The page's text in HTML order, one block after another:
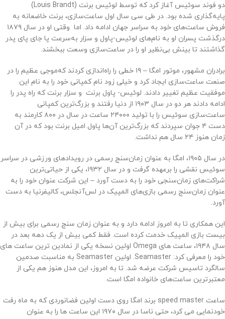
دو فوند سوئیس آغاز کرد که توسط لوئیس برنت (Louis Brandt)
پایه‌گذاری شده بود. در طی سی سال اول ساعت‌سازی، برنت خاضعانه به
فروش ساعت‌های خود به سراسر جهان ادامه داد. اما وقتی او در سال ۱۸۷۹
درگذشت پسران او به نام‌های لوئیس-پاول و سزار به‌سرعت پا جای پای پدر
گذاشتند تا بینش بی‌نظیر او را در ساعت‌سازی وسعت ببخشند.
برادران مشهور، موتور امگا – ۱۹ خطی را راه‌اندازی کردند که‌موجی عظیم را در
صنعت ساعت‌سازی ایجاد کرد و خیلی زود نام کمپانی خود را به نام این
موفقیت عظیم تغییر دادند. لوئیس- پاول برنت و سزار برنت که راه پدر را
ادامه دادند هر دو در سال ۱۹۰۳ از دنیا رفتند و بزرگ‌ترین کمپانی
ساعت‌سازی سوئیس را با تولید ۲۴۰۰۰ ساعت در سال در ۸۰۰ کارمند به
دست ۴ جوان سپردند که بزرگ‌ترین آن‌ها پاول امیل برنت بود که در آن
زمان هنوز ۲۴ سال هم نداشت.
در سال ۱۹۰۵، امگا به عنوان زمان‌سنج رسمی در رویدادهای ورزشی در سراسر
سوئیس نقشی را برعهده گرفت و در سال ۱۹۳۲، یکی از حیاتی‌ترین
شراکت‌های زمان‌سنجی خود را به دست آورد – این شرکت عنوان خود را به
عنوان زمان‌سنج رسمی بازی‌های المپیک در لس‌آنجلس، کالیفرنیا به دست
آورد.
این همکاری تا به امروز ادامه دارد و به عنوان زمان سنج رسمی برای بیش از
بیست بازی المپیک خدمت کرده است. فقط کمی بیش از یک دهه بعد در
سال ۱۹۴۸، ساعت های Omega اولین نسخه یکی از نمادین ترین ساعت های
خود را معرفی کرد: Seamaster. اولین Seamaster به مناسبت صدمین
سالگرد تاسیس شرکت عرضه شد. تا به امروز، این مدل هنوز هم یکی از
معتبرترین ساعت‌های خانواده امگا است.
ساعت speed master برند امگا روی دست اولین فضانوردی که به ماه رفت
خودنمایی می کرد، حتی ناسا در سال ۱۹۷۰ این ساعت ها را به عنوان